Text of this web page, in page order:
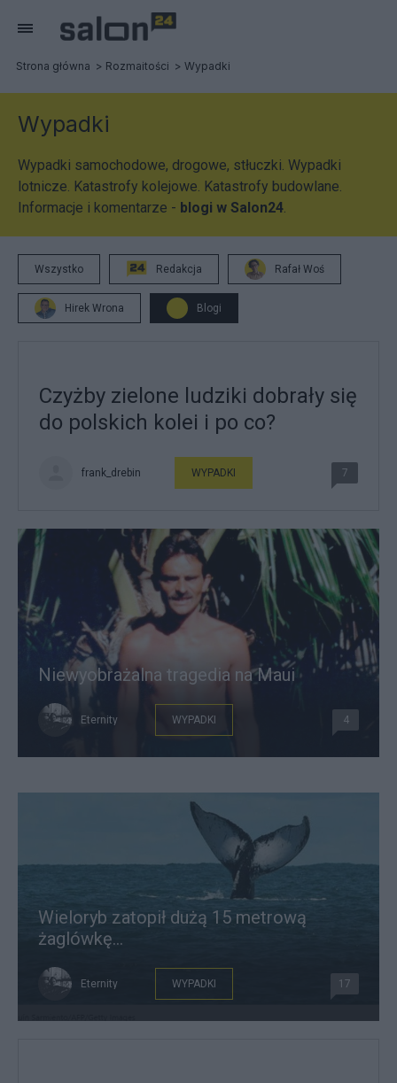
Strona główna Rozmaitości Wypadki
Wypadki
Wypadki samochodowe, drogowe, stłuczki. Wypadki
lotnicze. Katastrofy kolejowe. Katastrofy budowlane.
Informacje i komentarze - blogi w Salon24.
Wszystko Redakcja Rafał Woś
Hirek Wrona Blogi
Czyżby zielone ludziki dobrały się
do polskich kolei i po co?
frank_drebin WYPADKI 7
Niewyobrażalna tragedia na Maui
Eternity WYPADKI 4
Wieloryb zatopił dużą 15 metrową
żaglówkę…
Eternity WYPADKI 17